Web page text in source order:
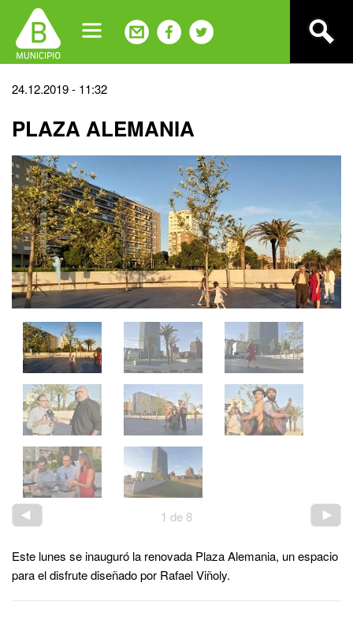
navigation
Back
top
24.12.2019 - 11:32
PLAZA ALEMANIA
1 de 8
Este lunes se inauguró la renovada Plaza Alemania, un espacio
para el disfrute diseñado por Rafael Viñoly.